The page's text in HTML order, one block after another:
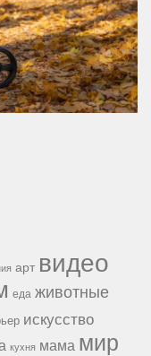
арт видео
еда животные
искусство
кухня мама мир